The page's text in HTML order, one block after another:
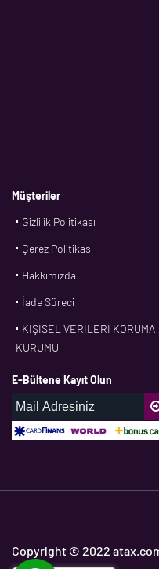
Müşteriler
Gizlilik Politikası
Çerez Politikası
Hakkımızda
İade Süreci
KİŞİSEL VERİLERİ KORUMA
KURUMU
E-Bültene Kayıt Olun
Copyright © 2022